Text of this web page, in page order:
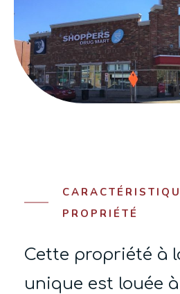
PROPRIÉTÉ
Cette propriété à
unique est louée